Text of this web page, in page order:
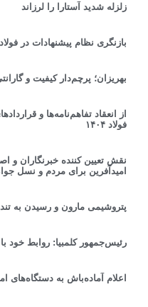
زلزله شدید آستارا را لرزاند
بازنگری نظام پیشنهادات در
بهریزان؛ پرچم‌دار کیفیت و گارانتی ۲۰ ساله در صنعت یراق‌آلات لوکس
از انعقاد تفاهم‌نامه‌ها و
فولاد ۱۴۰۴
نقش تعیین كننده خبرنگاران و
امیدآفرین برای مردم و نسل
پتروشیمی مارون و رسیدن به
رئیس‌جمهور کلمبیا: روابط خود
اعلام آماده‌باش به دستگاه‌های